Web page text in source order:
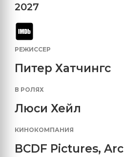
2027
РЕЖИССЕР
Питер Хатчингс
В РОЛЯХ
Люси Хейл
КИНОКОМПАНИЯ
BCDF Pictures,